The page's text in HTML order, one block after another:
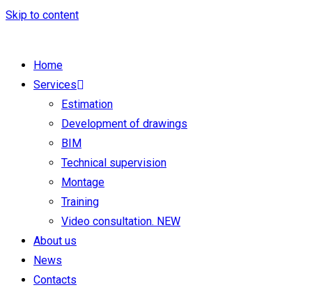
Skip to content
Home
Services
Estimation
Development of drawings
BIM
Technical supervision
Montage
Training
Video consultation. NEW
About us
News
Contacts